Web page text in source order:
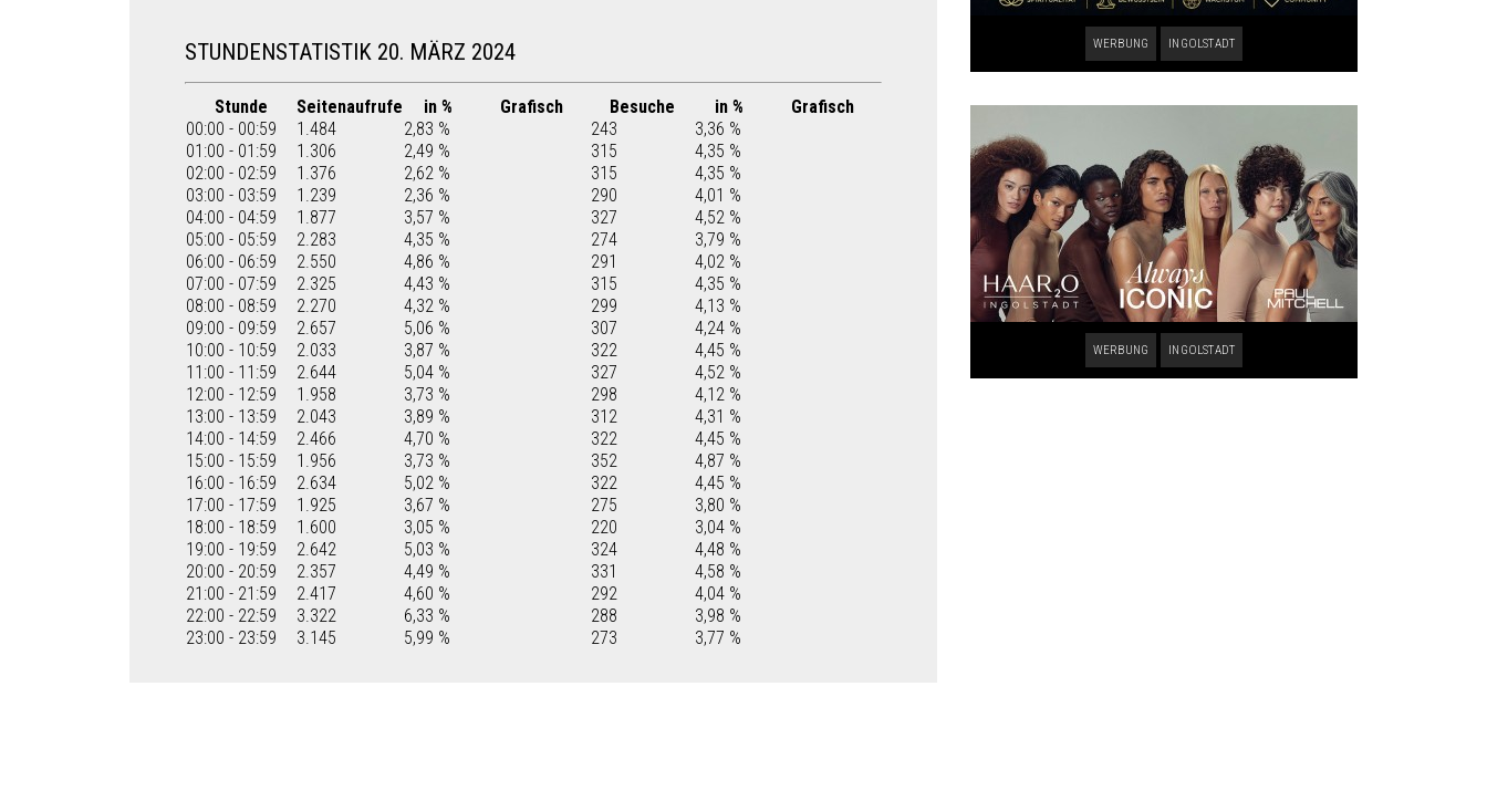
STUNDENSTATISTIK 20. MÄRZ 2024
Stunde Seitenaufrufe in % Grafisch Besuche in %
Grafisch
00:00 - 00:59
1.484 2,83 % 243
3,36 %
01:00 - 01:59
1.306 2,49 % 315
4,35 %
02:00 - 02:59
1.376 2,62 % 315
4,35 %
03:00 - 03:59
1.239 2,36 % 290
4,01 %
04:00 - 04:59
1.877 3,57 % 327
4,52 %
05:00 - 05:59
2.283 4,35 % 274
3,79 %
06:00 - 06:59
2.550 4,86 % 291
4,02 %
07:00 - 07:59
2.325 4,43 % 315
4,35 %
08:00 - 08:59
2.270 4,32 % 299
4,13 %
09:00 - 09:59
2.657 5,06 % 307
4,24 %
10:00 - 10:59
2.033 3,87 % 322
4,45 %
11:00 - 11:59
2.644 5,04 % 327
4,52 %
12:00 - 12:59
1.958 3,73 % 298
4,12 %
13:00 - 13:59
2.043 3,89 % 312
4,31 %
14:00 - 14:59
2.466 4,70 % 322
4,45 %
15:00 - 15:59
1.956 3,73 % 352
4,87 %
16:00 - 16:59
2.634 5,02 % 322
4,45 %
17:00 - 17:59
1.925 3,67 % 275
3,80 %
18:00 - 18:59
1.600 3,05 % 220
3,04 %
19:00 - 19:59
2.642 5,03 % 324
4,48 %
20:00 - 20:59
2.357 4,49 % 331
4,58 %
21:00 - 21:59
2.417 4,60 % 292
4,04 %
22:00 - 22:59
3.322 6,33 % 288
3,98 %
23:00 - 23:59
3.145 5,99 % 273 3,77 %
WERBUNG INGOLSTADT
WERBUNG INGOLSTADT